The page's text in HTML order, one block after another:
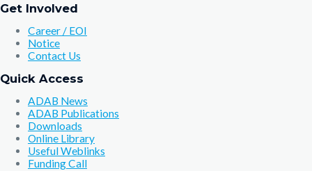
Get Involved
Career / EOI
Notice
Contact Us
Quick Access
ADAB News
ADAB Publications
Downloads
Online Library
Useful Weblinks
Funding Call